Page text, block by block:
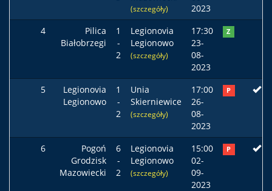
(szczegóły)
2023
4
Pilica
Białobrzegi
1
-
2
Legionovia
Legionowo
(szczegóły)
17:30
23-
08-
2023
Z
5
Legionovia
Legionowo
1
-
2
Unia
Skierniewice
(szczegóły)
17:00
26-
08-
2023
P
6
Pogoń
Grodzisk
Mazowiecki
6
-
2
Legionovia
Legionowo
(szczegóły)
15:00
02-
09-
2023
P